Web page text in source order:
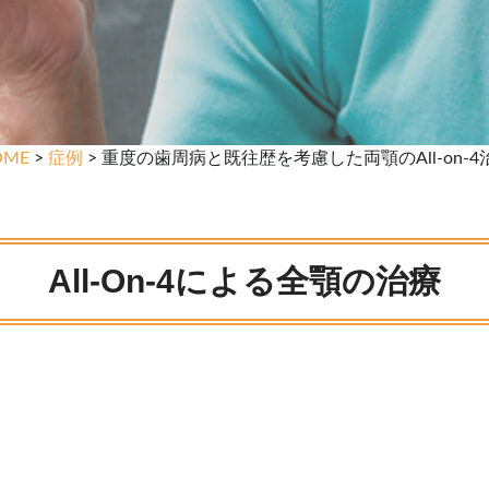
> 症例 > 重度の歯周病と既往歴を考慮した両顎のAll-on-4
All-On-4による全顎の治療